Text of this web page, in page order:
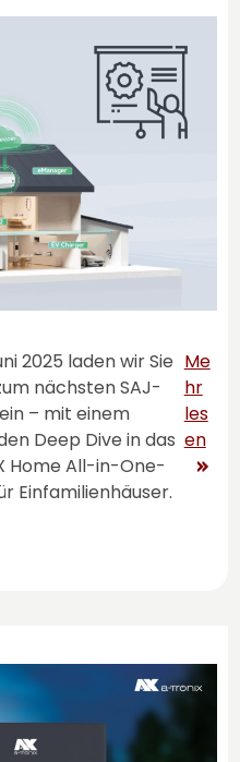
2025 laden wir Sie
nächsten SAJ-
– mit einem
Deep Dive in das
Home All-in-One-
Einfamilienhäuser.
Me
hr
les
en